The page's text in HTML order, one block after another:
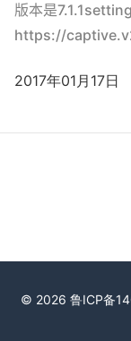
版本是
https://
2017年01月17日
© 2026 鲁ICP备